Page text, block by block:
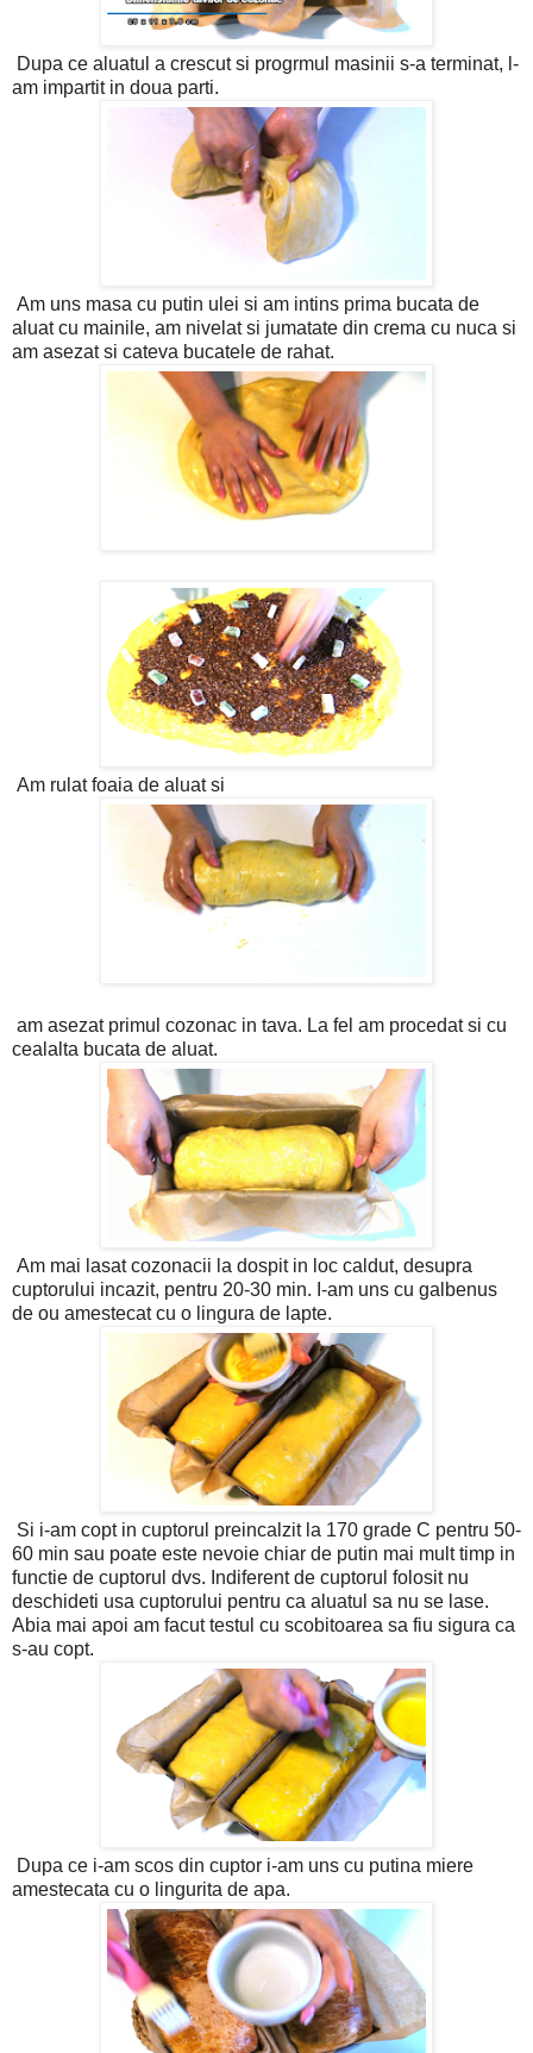
Dupa ce aluatul a crescut si progrmul masinii s-a terminat, l-
am impartit in doua parti.
Am uns masa cu putin ulei si am intins prima bucata de
aluat cu mainile, am nivelat si jumatate din crema cu nuca si
am asezat si cateva bucatele de rahat.
Am rulat foaia de aluat si
am asezat primul cozonac in tava. La fel am procedat si cu
cealalta bucata de aluat.
Am mai lasat cozonacii la dospit in loc caldut, desupra
cuptorului incazit, pentru 20-30 min. I-am uns cu galbenus
de ou amestecat cu o lingura de lapte.
Si i-am copt in cuptorul preincalzit la 170 grade C pentru 50-
60 min sau poate este nevoie chiar de putin mai mult timp in
functie de cuptorul dvs. Indiferent de cuptorul folosit nu
deschideti usa cuptorului pentru ca aluatul sa nu se lase.
Abia mai apoi am facut testul cu scobitoarea sa fiu sigura ca
s-au copt.
Dupa ce i-am scos din cuptor i-am uns cu putina miere
amestecata cu o lingurita de apa.